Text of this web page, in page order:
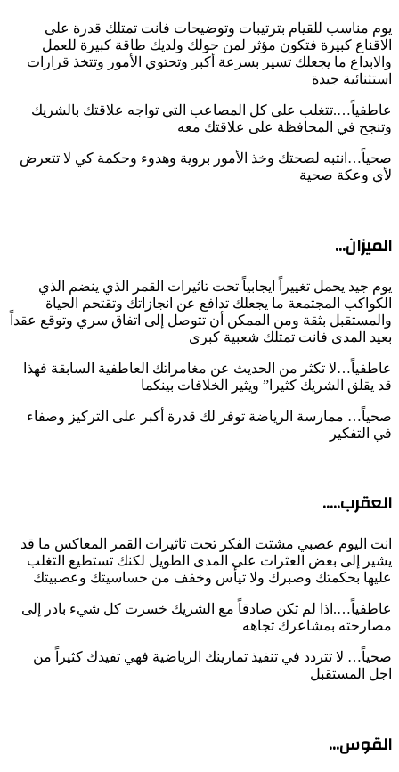
يوم مناسب للقيام بترتيبات وتوضيحات فانت تمتلك قدرة على
الاقناع كبيرة فتكون مؤثر لمن حولك ولديك طاقة كبيرة للعمل
والابداع ما يجعلك تسير بسرعة أكبر وتحتوي الأمور وتتخذ قرارات
استثنائية جيدة
عاطفياً….تتغلب على كل المصاعب التي تواجه علاقتك بالشريك
وتنجح في المحافظة على علاقتك معه
صحياً…انتبه لصحتك وخذ الأمور بروية وهدوء وحكمة كي لا تتعرض
لأي وعكة صحية
الميزان…
يوم جيد يحمل تغييراً ايجابياً تحت تاثيرات القمر الذي ينضم الذي
الكواكب المجتمعة ما يجعلك تدافع عن انجازاتك وتقتحم الحياة
والمستقبل بثقة ومن الممكن أن تتوصل إلى اتفاق سري وتوقع عقداً
بعيد المدى فانت تمتلك شعبية كبرى
عاطفياً…لا تكثر من الحديث عن مغامراتك العاطفية السابقة فهذا
قد يقلق الشريك كثيرا” ويثير الخلافات بينكما
صحياً… ممارسة الرياضة توفر لك قدرة أكبر على التركيز وصفاء
في التفكير
العقرب…..
انت اليوم عصبي مشتت الفكر تحت تاثيرات القمر المعاكس ما قد
يشير إلى بعض العثرات على المدى الطويل لكنك تستطيع التغلب
عليها بحكمتك وصبرك ولا تيأس وخفف من حساسيتك وعصبيتك
عاطفياً….اذا لم تكن صادقاً مع الشريك خسرت كل شيء بادر إلى
مصارحته بمشاعرك تجاهه
صحياً… لا تتردد في تنفيذ تمارينك الرياضية فهي تفيدك كثيراً من
اجل المستقبل
القوس…